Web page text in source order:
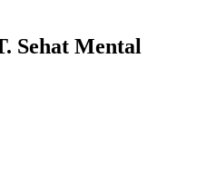
Sehat Mental